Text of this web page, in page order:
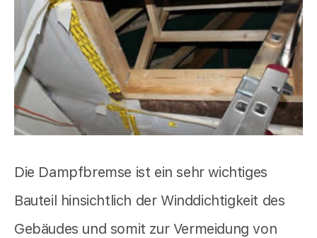
Die Dampfbremse ist ein sehr wichtiges
Bauteil hinsichtlich der Winddichtigkeit des
Gebäudes und somit zur Vermeidung von